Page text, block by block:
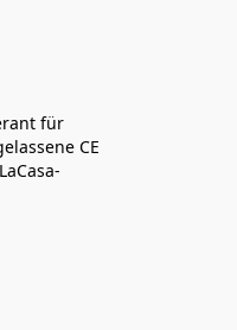
für
CE